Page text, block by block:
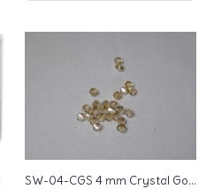
SW-04-CGS 4 mm Crystal Golden Shadow Element Bicones